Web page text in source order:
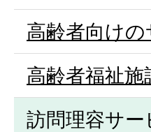
高齢者向けの
高齢者福祉施
訪問理容サー